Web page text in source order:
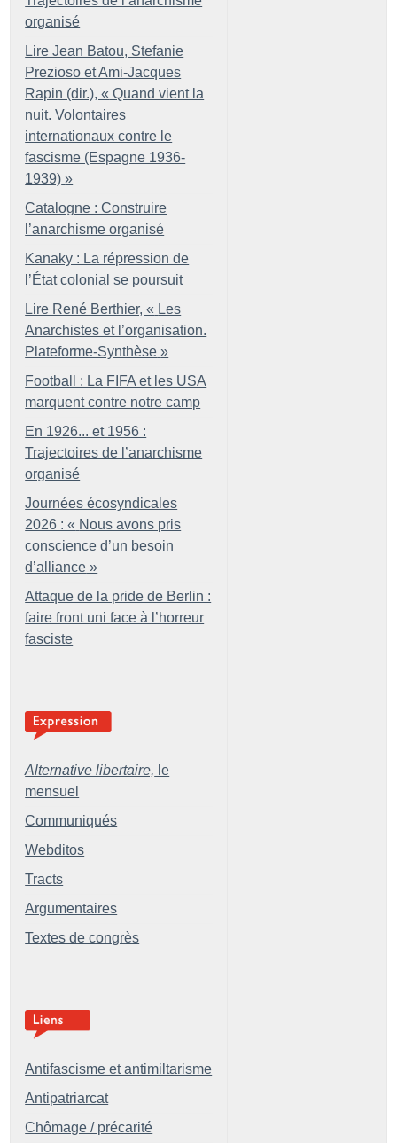
organisé
Lire Jean Batou, Stefanie
Prezioso et Ami-Jacques
Rapin (dir.), « Quand vient la
nuit. Volontaires
internationaux contre le
fascisme (Espagne 1936-
1939) »
Catalogne : Construire
l’anarchisme organisé
Kanaky : La répression de
l’État colonial se poursuit
Lire René Berthier, « Les
Anarchistes et l’organisation.
Plateforme-Synthèse »
Football : La FIFA et les USA
marquent contre notre camp
En 1926... et 1956 :
Trajectoires de l’anarchisme
organisé
Journées écosyndicales
2026 : « Nous avons pris
conscience d’un besoin
d’alliance »
Attaque de la pride de Berlin :
faire front uni face à l’horreur
fasciste
Alternative libertaire, le
mensuel
Communiqués
Webditos
Tracts
Argumentaires
Textes de congrès
Antifascisme et antimiltarisme
Antipatriarcat
Chômage / précarité